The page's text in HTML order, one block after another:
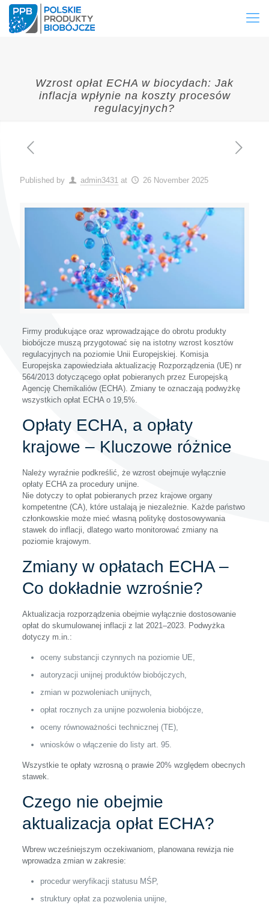
Wzrost opłat ECHA w biocydach: Jak
inflacja wpłynie na koszty procesów
regulacyjnych?
Published by admin3431 at 26 November 2025
Firmy produkujące oraz wprowadzające do obrotu produkty
biobójcze muszą przygotować się na istotny wzrost kosztów
regulacyjnych na poziomie Unii Europejskiej. Komisja
Europejska zapowiedziała aktualizację Rozporządzenia (UE) nr
564/2013 dotyczącego opłat pobieranych przez Europejską
Agencję Chemikaliów (ECHA). Zmiany te oznaczają podwyżkę
wszystkich opłat ECHA o 19,5%.
Opłaty ECHA, a opłaty
krajowe – Kluczowe różnice
Należy wyraźnie podkreślić, że wzrost obejmuje wyłącznie
opłaty ECHA za procedury unijne.
Nie dotyczy to opłat pobieranych przez krajowe organy
kompetentne (CA), które ustalają je niezależnie. Każde państwo
członkowskie może mieć własną politykę dostosowywania
stawek do inflacji, dlatego warto monitorować zmiany na
poziomie krajowym.
Zmiany w opłatach ECHA –
Co dokładnie wzrośnie?
Aktualizacja rozporządzenia obejmie wyłącznie dostosowanie
opłat do skumulowanej inflacji z lat 2021–2023. Podwyżka
dotyczy m.in.:
oceny substancji czynnych na poziomie UE,
autoryzacji unijnej produktów biobójczych,
zmian w pozwoleniach unijnych,
opłat rocznych za unijne pozwolenia biobójcze,
oceny równoważności technicznej (TE),
wniosków o włączenie do listy art. 95.
Wszystkie te opłaty wzrosną o prawie 20% względem obecnych
stawek.
Czego nie obejmie
aktualizacja opłat ECHA?
Wbrew wcześniejszym oczekiwaniom, planowana rewizja nie
wprowadza zmian w zakresie:
procedur weryfikacji statusu MŚP,
struktury opłat za pozwolenia unijne,